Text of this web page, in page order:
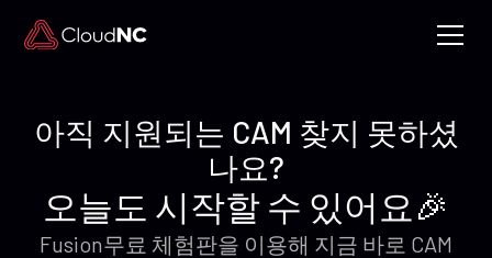
아직 지원되는 CAM 찾지 못하셨
나요?
오늘도 시작할 수 있어요🎉
Fusion무료 체험판을 이용해 지금 바로 CAM